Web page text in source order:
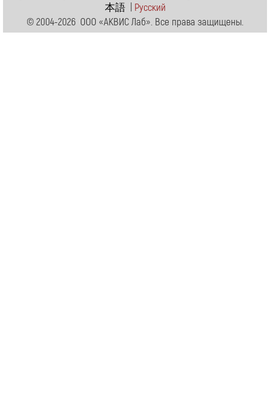
本語| Pусский
© 2004-2026 ООО «АКВИС Лаб». Все права защищены.